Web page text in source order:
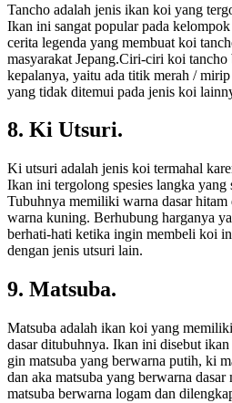
Tancho adalah jenis ikan koi yang
Ikan ini sangat popular pada
cerita legenda yang membuat koi
masyarakat Jepang.Ciri-ciri koi tancho
kepalanya, yaitu ada titik merah / mirip
yang tidak ditemui pada jenis koi
8. Ki Utsuri.
Ki utsuri adalah jenis koi termahal
Ikan ini tergolong spesies langka
Tubuhnya memiliki warna dasar hitam
warna kuning. Berhubung harganya
berhati-hati ketika ingin membeli koi
dengan jenis utsuri lain.
9. Matsuba.
Matsuba adalah ikan koi yang
dasar ditubuhnya. Ikan ini disebut
gin matsuba yang berwarna putih, ki
dan aka matsuba yang berwarna dasar
matsuba berwarna logam dan